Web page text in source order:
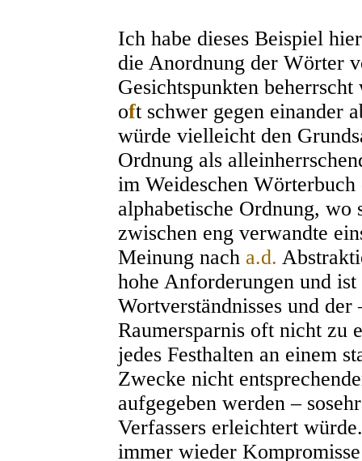
Ich habe dieses Beispiel
die Anordnung der Wörter
Gesichtspunkten
oft schwer gegen einander
würde vielleicht den
Ordnung als
im Weideschen
alphabetische Ordnung, wo
zwischen eng verwandte
Meinung nach a.d.
hohe Anforderungen und ist
Wortverständnisses und
Raumersparnis oft nicht zu
jedes Festhalten an einem
Zwecke nicht
aufgegeben werden –
Verfassers erleichtert
immer wieder